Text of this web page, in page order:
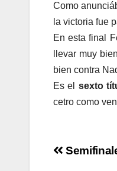
Como
la victoria fue
En esta final
llevar muy
bien contra
Es el sexto
cetro como